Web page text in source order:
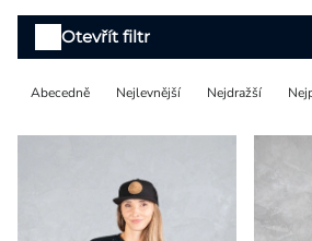
Přihlášení
Řazení
Abecedně Nejlevnější Nejdražší
Otevřít filtr
Výpis
produktů